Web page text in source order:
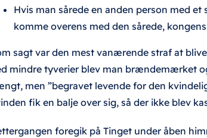
Hvis man sårede en anden person med
komme overens med den sårede,
sagt var den mest vanærende straf at
mindre tyverier blev man brændemærket
men ”begravet levende for den
fik en balje over sig, så der ikke blev
foregik på Tinget under åben